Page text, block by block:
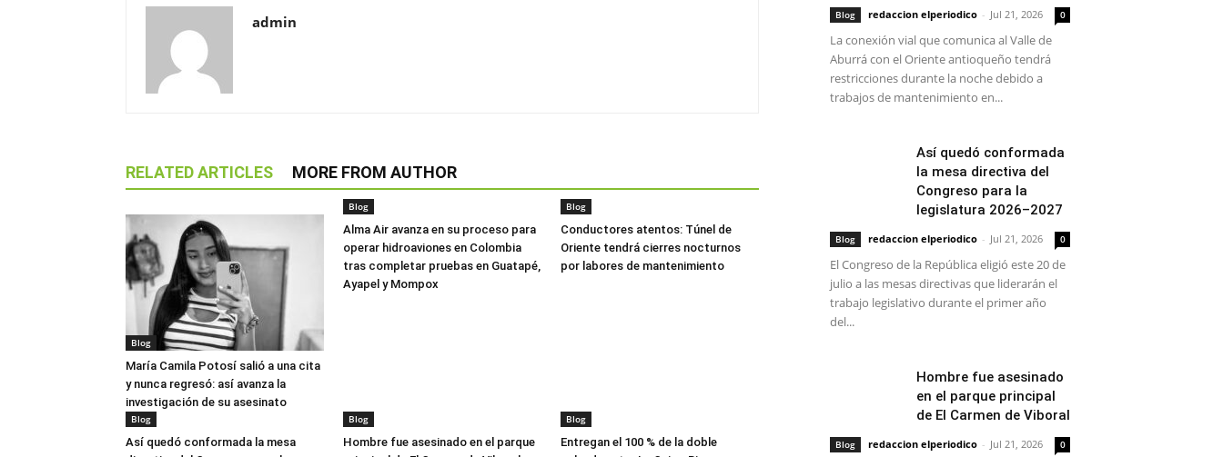
admin
RELATED ARTICLES MORE FROM AUTHOR
Blog
María Camila Potosí salió a una cita
y nunca regresó: así avanza la
investigación de su asesinato
Blog
Alma Air avanza en su proceso para
operar hidroaviones en Colombia
tras completar pruebas en Guatapé,
Ayapel y Mompox
Blog
Conductores atentos: Túnel de
Oriente tendrá cierres nocturnos
por labores de mantenimiento
Blog
Así quedó conformada la mesa
Blog
Hombre fue asesinado en el parque
Blog
Entregan el 100 % de la doble
Blog redaccion elperiodico - Jul 21, 2026 0
La conexión vial que comunica al Valle de
Aburrá con el Oriente antioqueño tendrá
restricciones durante la noche debido a
trabajos de mantenimiento en...
Así quedó conformada
la mesa directiva del
Congreso para la
legislatura 2026–2027
Blog redaccion elperiodico - Jul 21, 2026 0
El Congreso de la República eligió este 20 de
julio a las mesas directivas que liderarán el
trabajo legislativo durante el primer año
del...
Hombre fue asesinado
en el parque principal
de El Carmen de Viboral
Blog redaccion elperiodico - Jul 21, 2026 0